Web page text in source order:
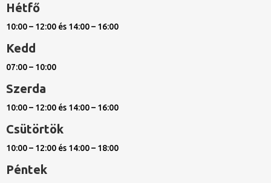
Hétfő
10:00 – 12:00 és 14:00 – 16:00
Kedd
07:00 – 10:00
Szerda
10:00 – 12:00 és 14:00 – 16:00
Csütörtök
10:00 – 12:00 és 14:00 – 18:00
Péntek